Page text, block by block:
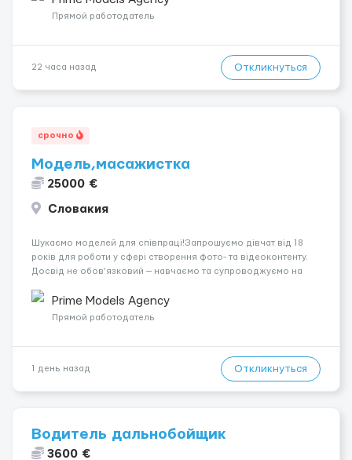
вакансія — залишайте відгук, і ми зв’яжемося ...
Прямой работодатель
22 часа назад Откликнуться
срочно
Модель,масажистка
25000 €
Словакия
Шукаємо моделей для співпраці!Запрошуємо дівчат від 18
років для роботи у сфері створення фото- та відеоконтенту.
Досвід не обов’язковий — навчаємо та супроводжуємо на
конфіденційність і професійну підтримку. Працюємо офіційно,
поважаємо особ...
Prime Models Agency
Прямой работодатель
1 день назад Откликнуться
Водитель дальнобойщик
3600 €